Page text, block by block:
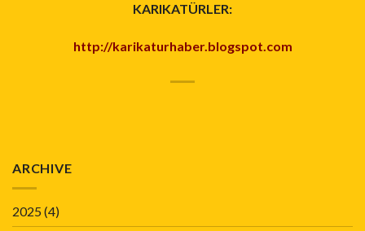
KARIKATÜRLER:
http://karikaturhaber.blogspot.com
ARCHIVE
2025(4)